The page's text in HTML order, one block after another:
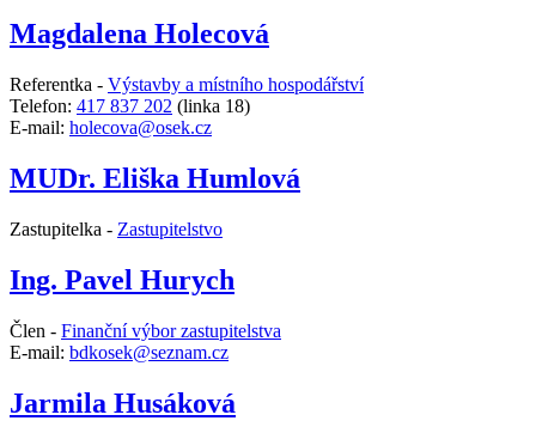
Magdalena Holecová
Referentka - Výstavby a místního hospodářství
Telefon: 417 837 202 (linka 18)
E-mail: holecova@osek.cz
MUDr. Eliška Humlová
Zastupitelka - Zastupitelstvo
Ing. Pavel Hurych
Člen - Finanční výbor zastupitelstva
E-mail: bdkosek@seznam.cz
Jarmila Husáková